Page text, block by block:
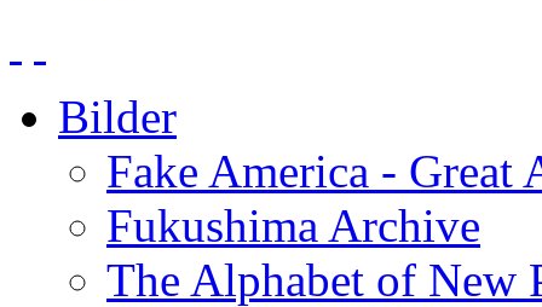
Bilder
Fake America - Great
Fukushima Archive
The Alphabet of New